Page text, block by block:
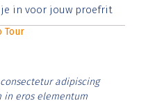
cursus id rutrum lorem
in voor jouw proefrit
Tour
adipiscing
in eros elementum